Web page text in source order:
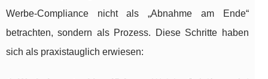
Werbe-Compliance nicht als „Abnahme am Ende“
betrachten, sondern als Prozess. Diese Schritte haben
sich als praxistauglich erwiesen: